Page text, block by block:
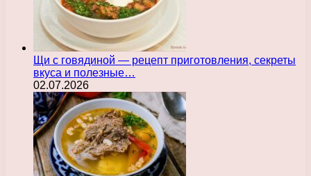
Щи с говядиной — рецепт приготовления, секреты
вкуса и полезные…
02.07.2026